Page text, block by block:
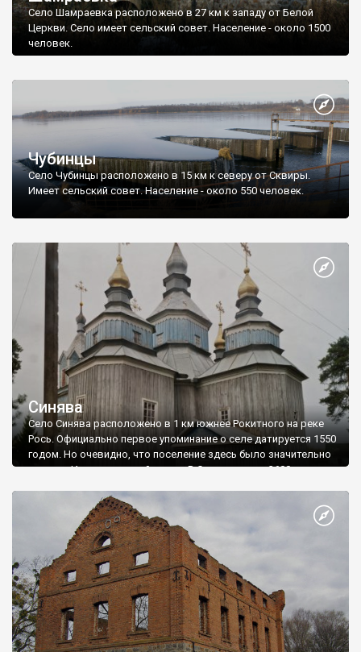
Село Шамраевка расположено в 27 км к западу от Белой
Церкви. Село имеет сельский совет. Население - около 1500
человек.
Чубинцы
Село Чубинцы расположено в 15 км к северу от Сквиры.
Имеет сельский совет. Население - около 550 человек.
Синява
Село Синява расположено в 1 км южнее Рокитного на реке
Рось. Официально первое упоминание о селе датируется 1550
годом. Но очевидно, что поселение здесь было значительно
раньше. Имеет сельский совет. В Синяве живет 3600